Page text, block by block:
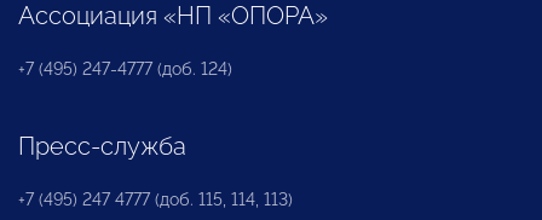
Ассоциация «НП «ОПОРА»
+7 (495) 247-4777 (доб. 124)
Пресс-служба
+7 (495) 247 4777 (доб. 115, 114, 113)